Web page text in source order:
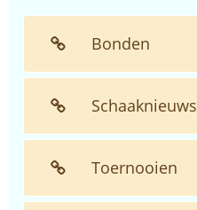
Bonden
Schaaknieuws
Toernooien